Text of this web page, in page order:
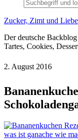
Zucker, Zimt und Liebe
Der deutsche
Tartes, Cookies,
2. August 2016